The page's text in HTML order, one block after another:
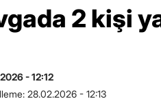
2 kişi
- 12:12
28.02.2026 - 12:13